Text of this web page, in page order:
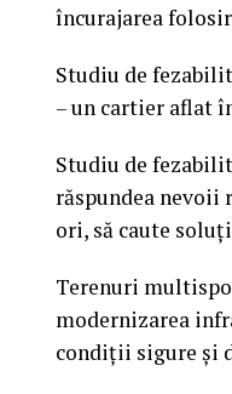
încurajarea
Studiu de
– un cartier aflat
Studiu de
răspundea
ori, să caute
Terenuri
modernizarea
condiții sigure și